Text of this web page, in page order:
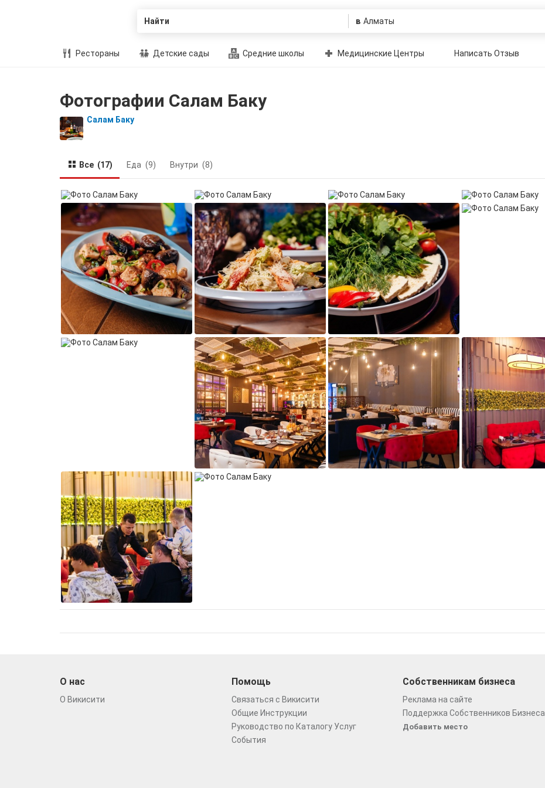
Найти в
Рестораны Детские сады Средние школы Медицинские Центры Написать Отзыв
Фотографии Салам Баку
Салам Баку
Все (17) Еда (9) Внутри (8)
О нас
О Викисити
Помощь
Связаться с Викисити
Общие Инструкции
Руководство по Каталогу Услуг
События
Собственникам бизнеса
Реклама на сайте
Поддержка Собственников Бизнеса
Добавить место